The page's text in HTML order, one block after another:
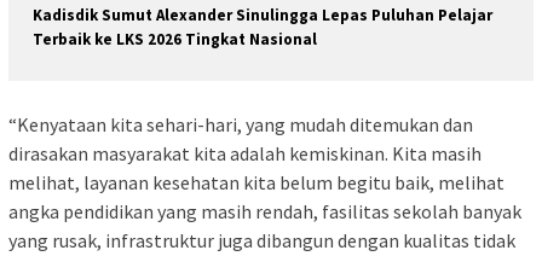
Kadisdik Sumut Alexander Sinulingga Lepas Puluhan Pelajar
Terbaik ke LKS 2026 Tingkat Nasional
“Kenyataan kita sehari-hari, yang mudah ditemukan dan
dirasakan masyarakat kita adalah kemiskinan. Kita masih
melihat, layanan kesehatan kita belum begitu baik, melihat
angka pendidikan yang masih rendah, fasilitas sekolah banyak
yang rusak, infrastruktur juga dibangun dengan kualitas tidak